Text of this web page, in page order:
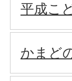
平成こ
かまど